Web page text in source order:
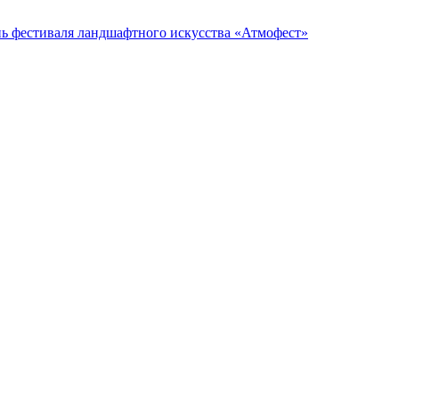
фестиваля ландшафтного искусства «Атмофест»